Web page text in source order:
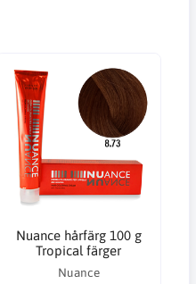
Nuance hårfärg 100 g
Tropical färger
Nuance